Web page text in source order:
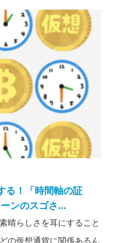
る！「時間軸の証
ンのスゴさ…
晴らしさを耳にすること
の仮想通貨に関係あるん